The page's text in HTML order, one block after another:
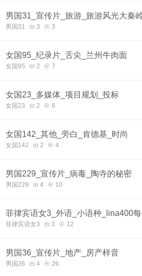
男国31_宣传片_旅游_旅游风光大秦
男国31 3 3
女国95_纪录片_舌尖_兰州牛肉面
女国95 2 7
女国23_多媒体_项目规划_投标
女国23 2 6
女国142_其他_旁白_肯德基_时尚
女国142 2 4
男国229_宣传片_病毒_陶寺的秘密
男国229 4 10
菲律宾语女3_外语_小语种_lina400
菲律宾语女3 3 12
男国36_宣传片_地产_房产样音
男国36 4 26